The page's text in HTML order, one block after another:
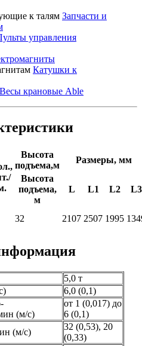
Запчасти и
управления
Катушки к
Весы крановые Able
Высота
подъема,м
Размеры, мм
Высота
подъема,
м
L L1 L2 L3
32 2107 2507 1995
5,0 т
6,0 (0,1)
(м/с)
от 1 (0,017) до
6 (0,1)
(м/с)
32 (0,53), 20
(0,33)